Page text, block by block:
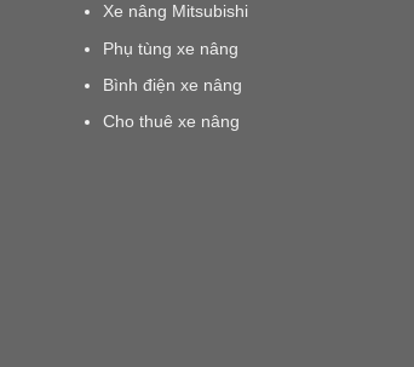
Xe nâng Mitsubishi
Phụ tùng xe nâng
Bình điện xe nâng
Cho thuê xe nâng